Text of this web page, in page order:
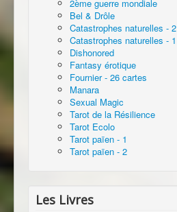
2ème guerre mondiale
Bel & Drôle
Catastrophes naturelles - 2
Catastrophes naturelles - 1
Dishonored
Fantasy érotique
Fournier - 26 cartes
Manara
Sexual Magic
Tarot de la Résilience
Tarot Ecolo
Tarot païen - 1
Tarot païen - 2
Les Livres